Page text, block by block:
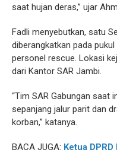
saat hujan deras,” ujar
Fadli menyebutkan, satu
diberangkatkan pada
personel rescue. Lokasi
dari Kantor SAR Jambi.
“Tim SAR Gabungan saat
sepanjang jalur parit dan
korban,” katanya.
BACA JUGA: Ketua